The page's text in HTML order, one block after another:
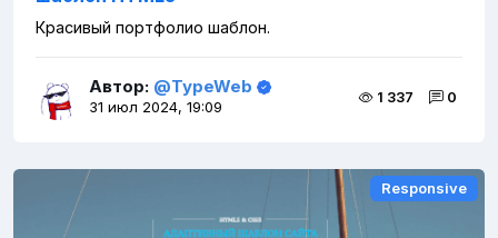
Красивый портфолио шаблон.
Автор: @TypeWeb
31 июл 2024, 19:09
1 337 0
Responsive
Responsive